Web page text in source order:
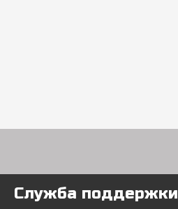
Служба поддержки